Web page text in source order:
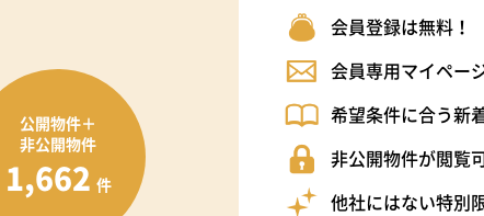
公開物件＋
非公開物件
1,662 件
会員登録は無料！
会員専用マイペー
希望条件に合う新
非公開物件が閲覧
他社にはない特別